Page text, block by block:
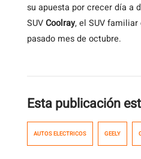
su apuesta por crecer día a
SUVCoolray, el SUV
pasado mes de octubre.
Esta publicación
AUTOS ELECTRICOS GEELY